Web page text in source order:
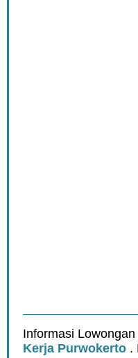
Informasi
Kerja Purwokerto .